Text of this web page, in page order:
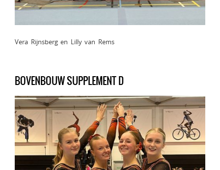
Vera Rijnsberg en Lilly van Rems
BOVENBOUW SUPPLEMENT D